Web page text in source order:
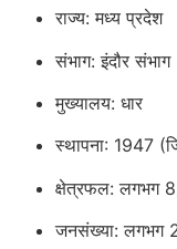
राज्य: मध्य प्रदेश
संभाग: इंदौर संभाग
मुख्यालय: धार
स्थापना: 1947
क्षेत्रफल: लगभग
जनसंख्या: लगभग